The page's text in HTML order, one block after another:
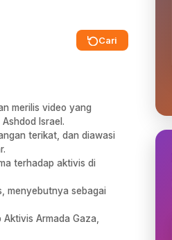
Cari
merilis video yang
Israel.
terikat, dan diawasi
terhadap aktivis di
menyebutnya sebagai
Armada Gaza,